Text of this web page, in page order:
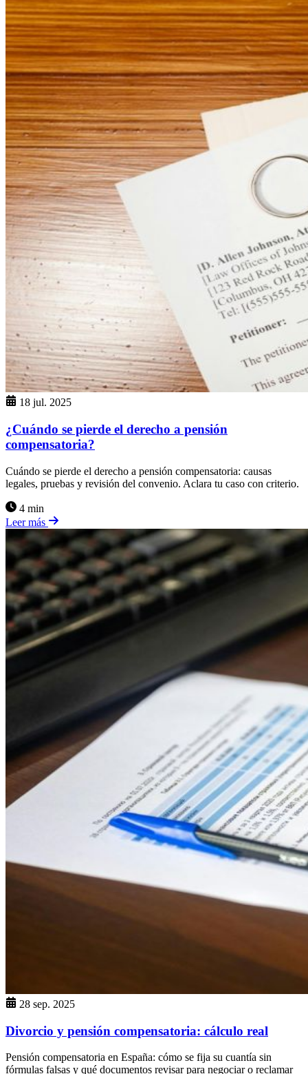
18 jul. 2025
¿Cuándo se pierde el derecho a pensión
compensatoria?
Cuándo se pierde el derecho a pensión compensatoria: causas
legales, pruebas y revisión del convenio. Aclara tu caso con criterio.
4 min
Leer más
28 sep. 2025
Divorcio y pensión compensatoria: cálculo real
Pensión compensatoria en España: cómo se fija su cuantía sin
fórmulas falsas y qué documentos revisar para negociar o reclamar